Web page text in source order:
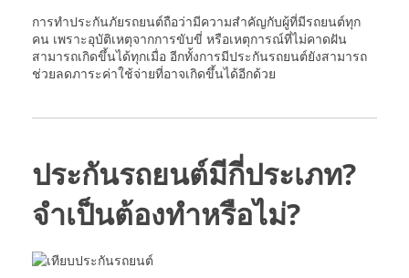
การทำประกันภัยรถยนต์ถือว่ามีความสำคัญกับผู้ที่มีรถยนต์ทุก
คน เพราะอุบัติเหตุจากการขับขี่ หรือเหตุการณ์ที่ไม่คาดฝัน
สามารถเกิดขึ้นได้ทุกเมื่อ อีกทั้งการมีประกันรถยนต์ยังสามารถ
ช่วยลดภาระค่าใช้จ่ายที่อาจเกิดขึ้นได้อีกด้วย
ประกันรถยนต์มีกี่ประเภท?
จำเป็นต้องทำหรือไม่?